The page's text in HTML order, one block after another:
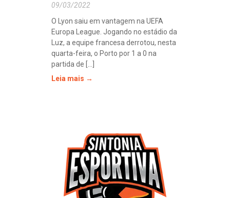
09/03/2022
O Lyon saiu em vantagem na UEFA
Europa League. Jogando no estádio da
Luz, a equipe francesa derrotou, nesta
quarta-feira, o Porto por 1 a 0 na
partida de [...]
Leia mais →